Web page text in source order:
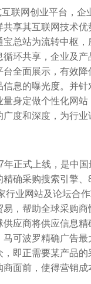
联网创业平台，企
共享其互联网技术
宝总站为流转中枢
环共享，企业及产
台全面展示，有效
信息的曝光度。并针
量身定做个性化网
广度和深度，为行业
年正式上线，是中
精确采购搜索引擎
行业网站及论坛合
易，帮助全球采购
供应商将供应信息
马可波罗精确广告最
，即正需要某产品
面前，使得营销成